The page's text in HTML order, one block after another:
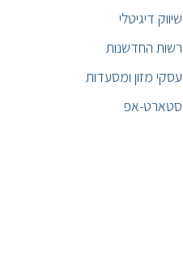
שיווק דיגיטלי
רשות החדשנות
עסקי מזון ומסעדות
סטארט-אפ